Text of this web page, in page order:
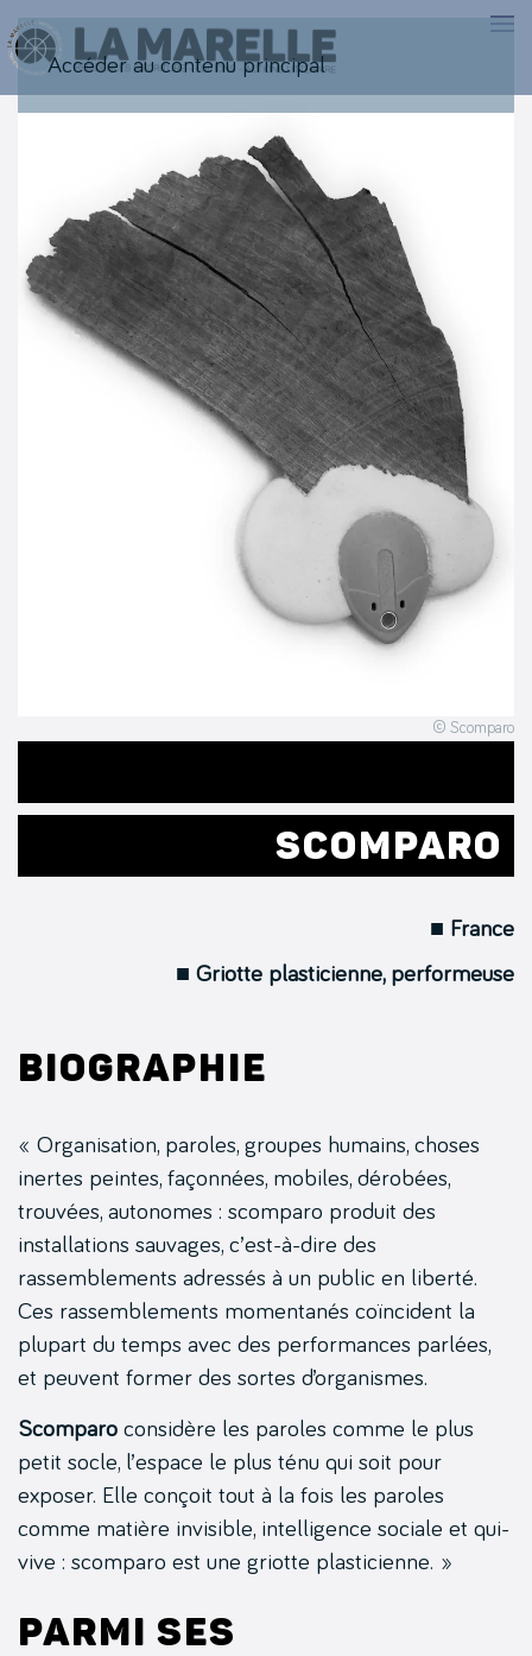
Accéder au contenu principal
© Scomparo
SCOMPARO
■ France
■ Griotte plasticienne, performeuse
Biographie
« Organisation, paroles, groupes humains, choses
inertes peintes, façonnées, mobiles, dérobées,
trouvées, autonomes : scomparo produit des
installations sauvages, c’est-à-dire des
rassemblements adressés à un public en liberté.
Ces rassemblements momentanés coïncident la
plupart du temps avec des performances parlées,
et peuvent former des sortes d’organismes.
Scomparo considère les paroles comme le plus
petit socle, l’espace le plus ténu qui soit pour
exposer. Elle conçoit tout à la fois les paroles
comme matière invisible, intelligence sociale et qui-
vive : scomparo est une griotte plasticienne. »
Parmi ses